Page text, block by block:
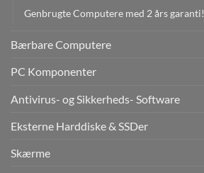
Genbrugte Computere med 2 års garanti!
Bærbare Computere
PC Komponenter
Antivirus- og Sikkerheds- Software
Eksterne Harddiske & SSDer
Skærme